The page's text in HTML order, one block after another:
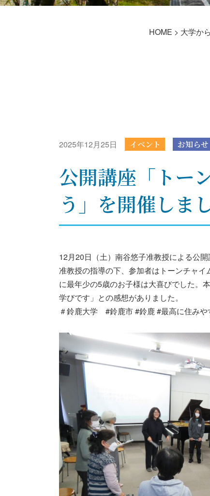
HOME > 大学か
2025年12月25日 イベント お知らせ
公開講座「トー
う」を開催しま
12月20日（土）南谷悠子准教授による公
准教授の指導の下、参加者はトーンチャ
に最年少の5歳のお子様は大喜びでした。
学びです」との感想がありました。
＃鈴鹿大学 #鈴鹿市 #鈴鹿 #最高に住みや